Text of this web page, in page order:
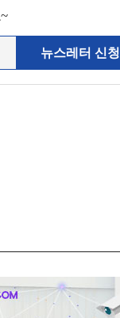
뉴스레터 신청